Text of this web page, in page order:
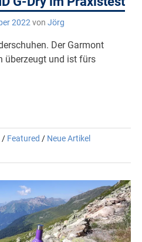
2022 von Jörg
Der Garmont
überzeugt und ist fürs
/ Featured / Neue Artikel